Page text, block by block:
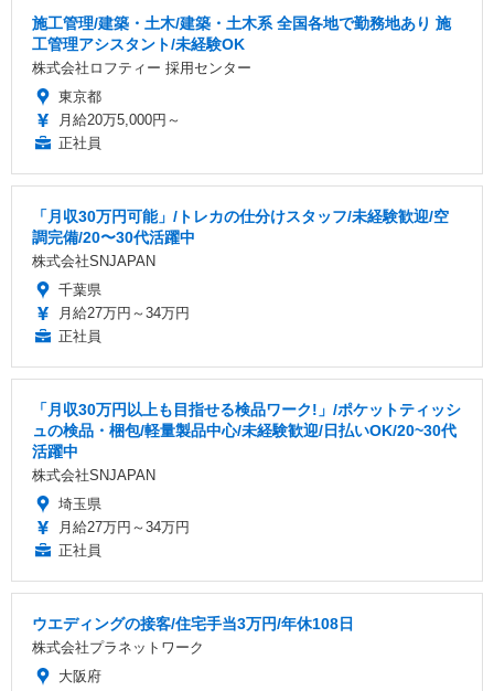
施工管理/建築・土木/建築・土木系 全国各地で勤務地あり 施
工管理アシスタント/未経験OK
株式会社ロフティー 採用センター
東京都
月給20万5,000円～
正社員
「月収30万円可能」/トレカの仕分けスタッフ/未経験歓迎/空
調完備/20〜30代活躍中
株式会社SNJAPAN
千葉県
月給27万円～34万円
正社員
「月収30万円以上も目指せる検品ワーク!」/ポケットティッシ
ュの検品・梱包/軽量製品中心/未経験歓迎/日払いOK/20~30代
活躍中
株式会社SNJAPAN
埼玉県
月給27万円～34万円
正社員
ウエディングの接客/住宅手当3万円/年休108日
株式会社プラネットワーク
大阪府